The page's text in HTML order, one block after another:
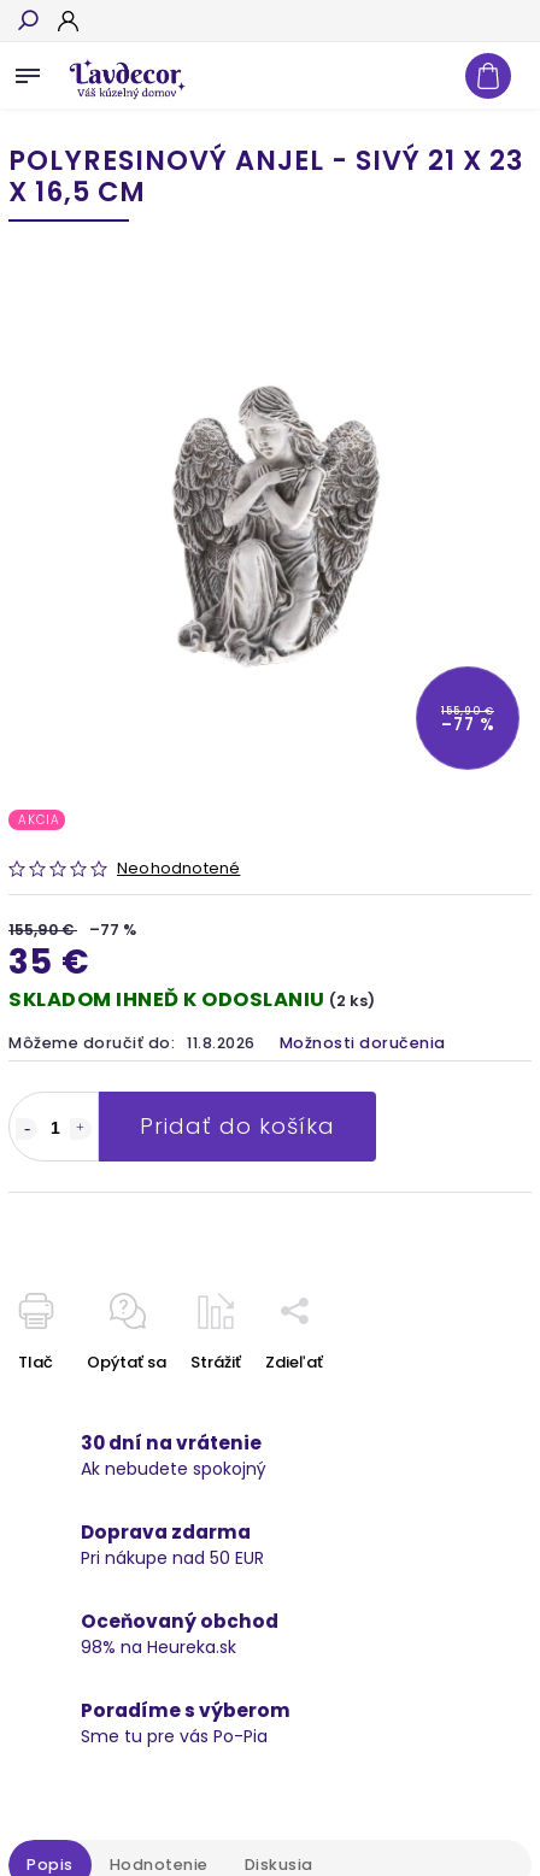
Hľadať
POLYRESINOVÝ ANJEL - SIVÝ 21 X 23
X 16,5 CM
155,90 €
–77 %
AKCIA
Neohodnotené
155,90 € –77 %
35 €
SKLADOM IHNEĎ K ODOSLANIU (2 ks)
Môžeme doručiť do: 11.8.2026 Možnosti doručenia
Pridať do košíka
Tlač Opýtať sa Strážiť Zdieľať
30 dní na vrátenie
Ak nebudete spokojný
Doprava zdarma
Pri nákupe nad 50 EUR
Oceňovaný obchod
98% na Heureka.sk
Poradíme s výberom
Sme tu pre vás Po-Pia
Popis Hodnotenie Diskusia